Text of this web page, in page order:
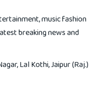
music fashion
breaking news and
Lal Kothi, Jaipur (Raj.)